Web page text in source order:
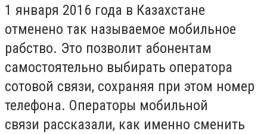
1 января 2016 года в Казахстане
отменено так называемое мобильное
рабство. Это позволит абонентам
самостоятельно выбирать оператора
сотовой связи, сохраняя при этом номер
телефона. Операторы мобильной
связи рассказали, как именно сменить